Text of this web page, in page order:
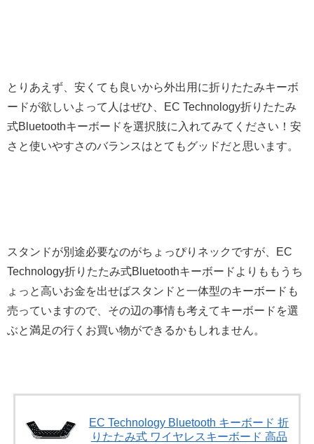
とりあえず、安くても良いから外出用に折りたたみキーボ
ードが欲しいよって人はぜひ、EC Technology折りたたみ
式Bluetoothキーボードを選択肢に入れてみてください！安
さと使いやすさのバランスはとてもグッドだと思います。
スタンドが別途必要なのがちょっぴりネックですが、EC
Technology折りたたみ式Bluetoothキーボードよりももうち
ょっと高いお金を出せばスタンドと一体型のキーボードも
売っていますので、その辺の事情も考えてキーボードを選
ぶと満足の行くお買い物ができるかもしれません。
EC Technology Bluetooth キーボード 折
りたたみ式 ワイヤレスキーボード 高品